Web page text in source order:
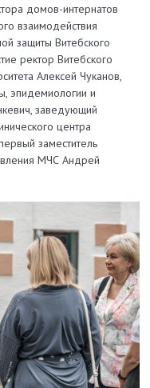
домов-интернатов
взаимодействия
защиты Витебского
ректор Витебского
Алексей Чуканов,
эпидемиологии и
заведующий
центра
заместитель
МЧС Андрей